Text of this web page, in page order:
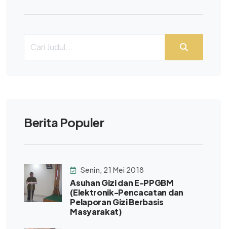
Berita Populer
Senin, 21 Mei 2018
Asuhan Gizi dan E-PPGBM
(Elektronik-Pencacatan dan
Pelaporan Gizi Berbasis
Masyarakat)